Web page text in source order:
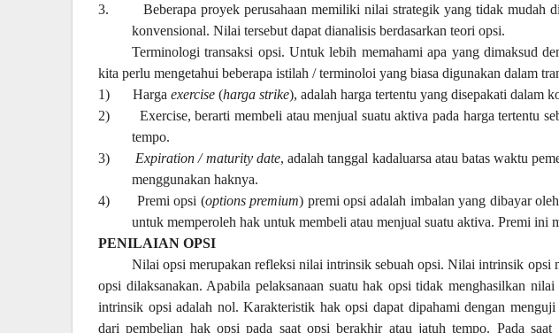
3.
Beberapa proyek perusahaan memiliki nilai strategik yang tidak mudah
konvensional. Nilai tersebut dapat dianalisis berdasarkan teori opsi.
Terminologi transaksi opsi. Untuk lebih memahami apa yang dimaksud
kita perlu mengetahui beberapa istilah / terminoloi yang biasa digunakan dalam
1)
Harga exercise (harga strike), adalah harga tertentu yang disepakati dalam
2)
Exercise, berarti membeli atau menjual suatu aktiva pada harga tertentu
tempo.
3)
Expiration / maturity date, adalah tanggal kadaluarsa atau batas waktu
menggunakan haknya.
4)
Premi opsi (options premium) premi opsi adalah imbalan yang dibayar
untuk memperoleh hak untuk membeli atau menjual suatu aktiva. Premi ini
PENILAIAN OPSI
Nilai opsi merupakan refleksi nilai intrinsik sebuah opsi. Nilai intrinsik opsi
opsi dilaksanakan. Apabila pelaksanaan suatu hak opsi tidak menghasilkan
intrinsik opsi adalah nol. Karakteristik hak opsi dapat dipahami dengan
dari pembelian hak opsi pada saat opsi berakhir atau jatuh tempo. Pada